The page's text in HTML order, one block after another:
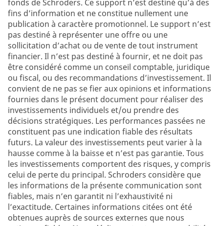
fonds de Schroders. Ce support n’est destiné qu’à des
fins d’information et ne constitue nullement une
publication à caractère promotionnel. Le support n’est
pas destiné à représenter une offre ou une
sollicitation d’achat ou de vente de tout instrument
financier. Il n’est pas destiné à fournir, et ne doit pas
être considéré comme un conseil comptable, juridique
ou fiscal, ou des recommandations d’investissement. Il
convient de ne pas se fier aux opinions et informations
fournies dans le présent document pour réaliser des
investissements individuels et/ou prendre des
décisions stratégiques. Les performances passées ne
constituent pas une indication fiable des résultats
futurs. La valeur des investissements peut varier à la
hausse comme à la baisse et n’est pas garantie. Tous
les investissements comportent des risques, y compris
celui de perte du principal. Schroders considère que
les informations de la présente communication sont
fiables, mais n’en garantit ni l’exhaustivité ni
l’exactitude. Certaines informations citées ont été
obtenues auprès de sources externes que nous